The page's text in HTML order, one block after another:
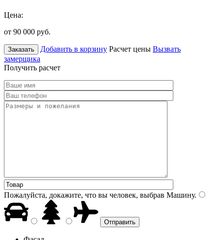
Цена:
от 90 000 руб.
Заказать Добавить в корзину Расчет цены Вызвать
замерщика
Получить расчет
Пожалуйста, докажите, что вы человек, выбрав Машину.